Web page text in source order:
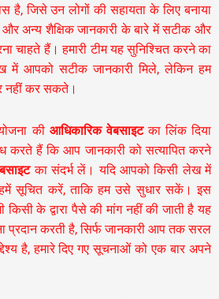
है, जिसे उन लोगों की सहायता के लिए बनाया
और अन्य शैक्षिक जानकारी के बारे में सटीक और
चाहते हैं। हमारी टीम यह सुनिश्चित करने का
में आपको सटीक जानकारी मिले, लेकिन हम
नहीं कर सकते।
की आधिकारिक वेबसाइटका लिंक दिया
हैं कि आप जानकारी को सत्यापित करने
का संदर्भ लें। यदि आपको किसी लेख में
हमें सूचित करें, ताकि हम उसे सुधार सकें। इस
के द्वारा पैसे की मांग नहीं की जाती है यह
प्रदान करती है,सिर्फ जानकारी आप तक सरल
है, हमारे दिए गए सूचनाओं को एक बार अपने